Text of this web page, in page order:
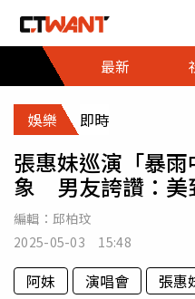
最新
娛樂 即時
張惠妹巡演「暴
象 男友誇讚：美
編輯： 邱柏玟
2025-05-03 15:48
阿妹 演唱會 張惠